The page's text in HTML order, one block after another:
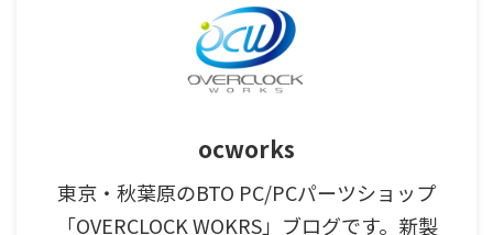
ocworks
東京・秋葉原のBTO PC/PCパーツショップ
「OVERCLOCK WOKRS」ブログです。新製